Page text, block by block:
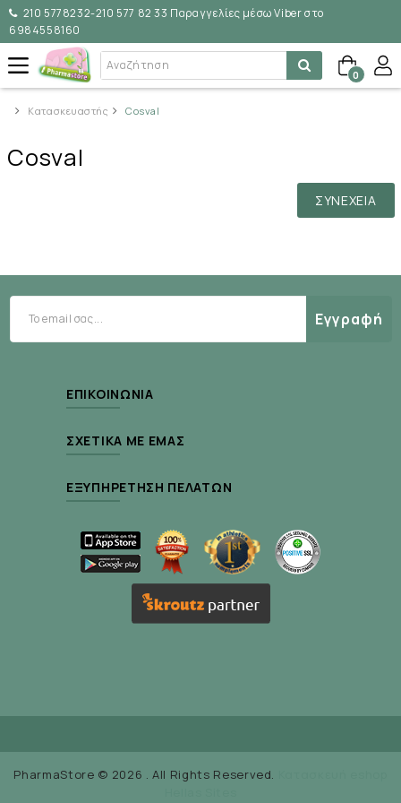
210 5778232-210 577 82 33 Παραγγελίες μέσω Viber στο
6984558160
0
Κατασκευαστής Cosval
Cosval
ΣΥΝΈΧΕΙΑ
Εγγραφή
ΕΠΙΚΟΙΝΩΝΊΑ
ΣΧΕΤΙΚΆ ΜΕ ΕΜΆΣ
ΕΞΥΠΗΡΈΤΗΣΗ ΠΕΛΑΤΏΝ
PharmaStore © 2026 . All Rights Reserved.